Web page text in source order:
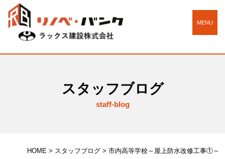
MENU
スタッフブログ
staff-blog
HOME > スタッフブログ> 市内高等学校～屋上防水改修工事①～